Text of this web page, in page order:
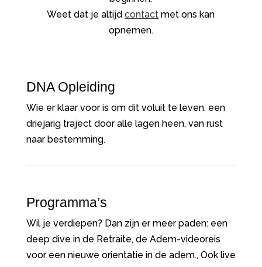
Weet dat je altijdcontact met ons kan
opnemen.
DNA Opleiding
Wie er klaar voor is om dit voluit te leven. een
driejarig traject door alle lagen heen, van rust
naar bestemming.
Programma’s
Wil je verdiepen? Dan zijn er meer paden: een
deep dive in de Retraite, de Adem-videoreis
voor een nieuwe orientatie in de adem., Ook live